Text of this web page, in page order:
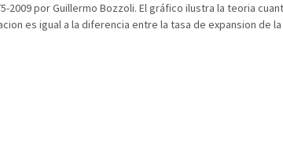
2009 por Guillermo Bozzoli. El gráfico ilustra la teoria
es igual a la diferencia entre la tasa de expansion de